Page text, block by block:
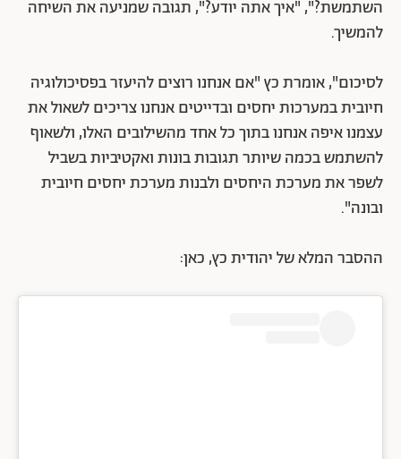
השתמשת?", "איך אתה יודע?", תגובה שמניעה את השיחה
להמשיך.
לסיכום", אומרת כץ "אם אנחנו רוצים להיעזר בפסיכולוגיה
חיובית במערכות יחסים ובדייטים אנחנו צריכים לשאול את
עצמנו איפה אנחנו בתוך כל אחד מהשילובים האלו, ולשאוף
להשתמש בכמה שיותר תגובות בונות ואקטיביות בשביל
לשפר את מערכת היחסים ולבנות מערכת יחסים חיובית
ובונה".
ההסבר המלא של יהודית כץ, כאן: